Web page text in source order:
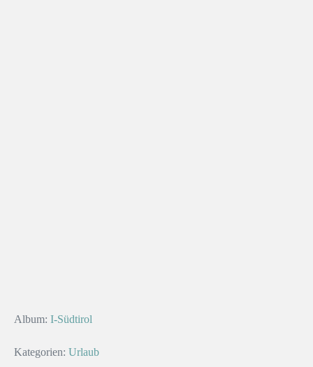
Album: I-Südtirol
Kategorien: Urlaub